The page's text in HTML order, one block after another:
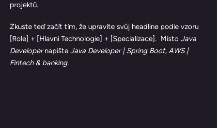
projektů.
Zkuste teď začít tím, že upravíte svůj headline podle vzoru
[Role] + [Hlavní Technologie] + [Specializace]. Místo Java
Developernapište Java Developer | Spring Boot, AWS |
Fintech & banking.